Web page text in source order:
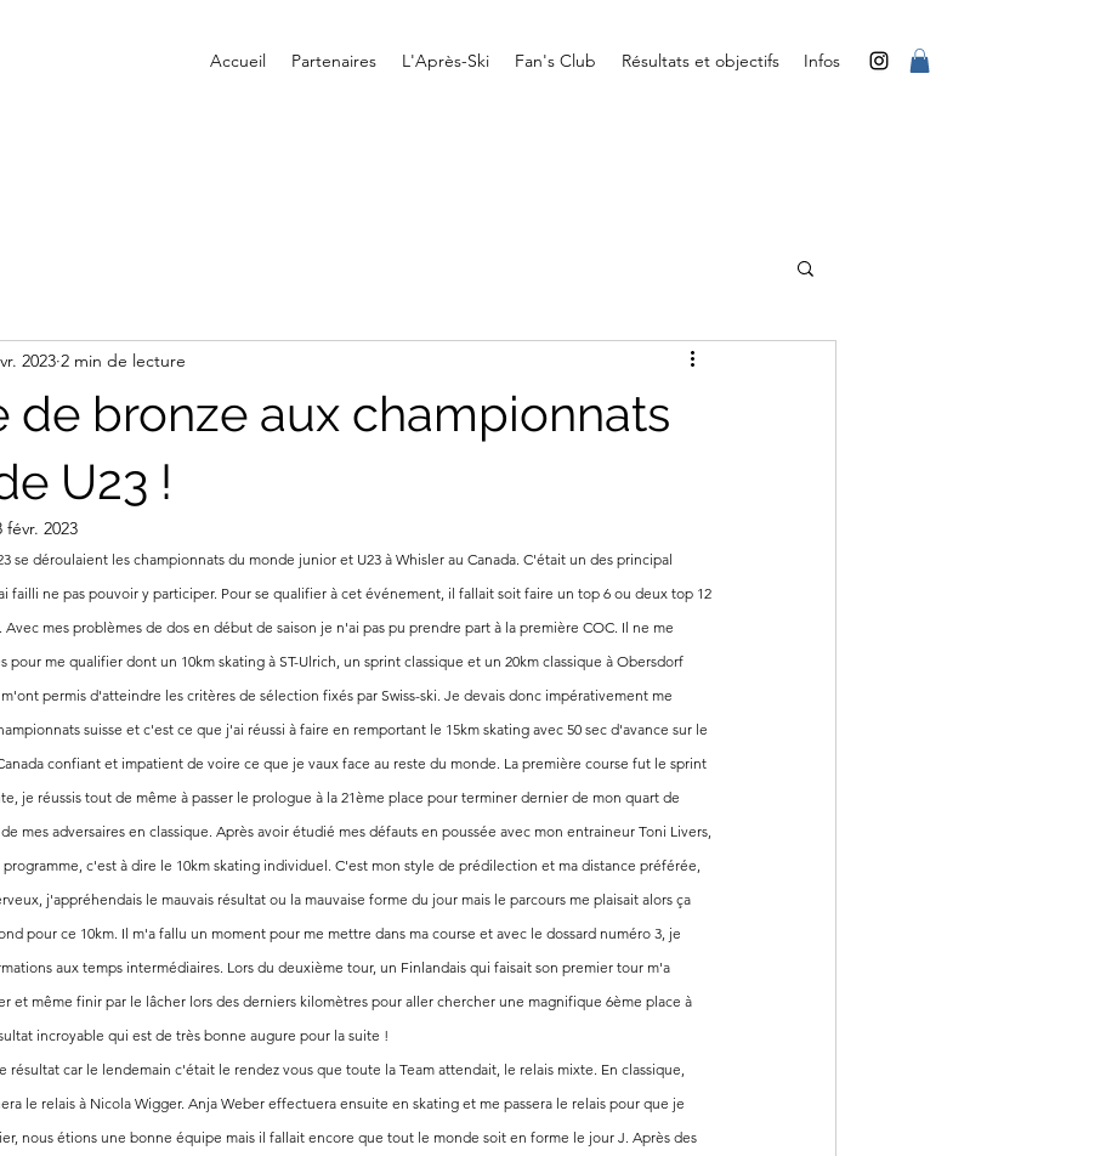
Accueil Partenaires L'Après-Ski Fan's Club Résultats et objectifs Infos
de bronze aux championnats
U23 !
2023 2 min de lecture
févr. 2023
se déroulaient les championnats du monde junior et U23 à Whisler au Canada. C'était un des principal
failli ne pas pouvoir y participer. Pour se qualifier à cet événement, il fallait soit faire un top 6 ou deux top 12
mes problèmes de dos en début de saison je n'ai pas pu prendre part à la première COC. Il ne me
pour me qualifier dont un 10km skating à ST-Ulrich, un sprint classique et un 20km classique à Obersdorf
permis d'atteindre les critères de sélection fixés par Swiss-ski. Je devais donc impérativement me
suisse et c'est ce que j'ai réussi à faire en remportant le 15km skating avec 50 sec d'avance sur le
confiant et impatient de voire ce que je vaux face au reste du monde. La première course fut le sprint
je réussis tout de même à passer le prologue à la 21ème place pour terminer dernier de mon quart de
mes adversaires en classique. Après avoir étudié mes défauts en poussée avec mon entraineur Toni Livers,
c'est à dire le 10km skating individuel. C'est mon style de prédilection et ma distance préférée,
j'appréhendais le mauvais résultat ou la mauvaise forme du jour mais le parcours me plaisait alors ça
pour ce 10km. Il m'a fallu un moment pour me mettre dans ma course et avec le dossard numéro 3, je
aux temps intermédiaires. Lors du deuxième tour, un Finlandais qui faisait son premier tour m'a
et même finir par le lâcher lors des derniers kilomètres pour aller chercher une magnifique 6ème place à
incroyable qui est de très bonne augure pour la suite !
résultat car le lendemain c'était le rendez vous que toute la Team attendait, le relais mixte. En classique,
le relais à Nicola Wigger. Anja Weber effectuera ensuite en skating et me passera le relais pour que je
nous étions une bonne équipe mais il fallait encore que tout le monde soit en forme le jour J. Après des